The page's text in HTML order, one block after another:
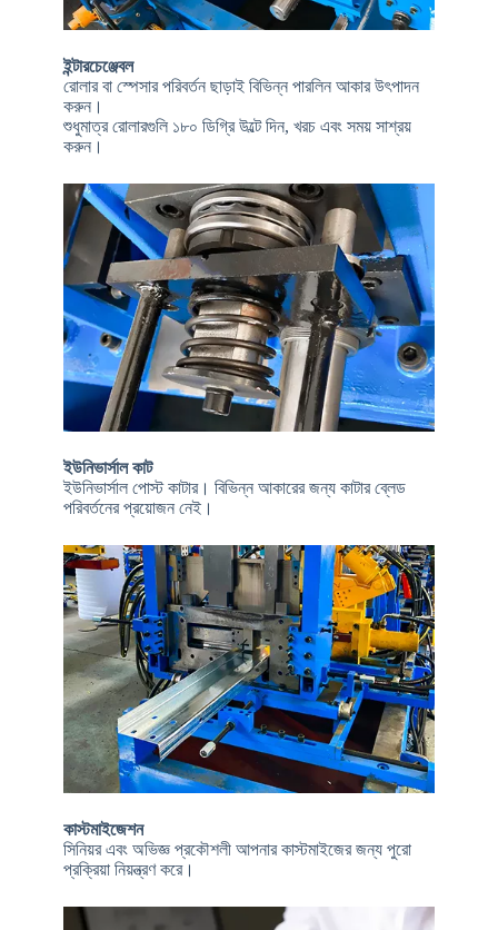
ইন্টারচেঞ্জেবল
রোলার বা স্পেসার পরিবর্তন ছাড়াই বিভিন্ন পারলিন আকার উৎপাদন
করুন।
শুধুমাত্র রোলারগুলি ১৮০ ডিগ্রি উল্টে দিন, খরচ এবং সময় সাশ্রয়
করুন।
ইউনিভার্সাল কাট
ইউনিভার্সাল পোস্ট কাটার। বিভিন্ন আকারের জন্য কাটার ব্লেড
পরিবর্তনের প্রয়োজন নেই।
কাস্টমাইজেশন
সিনিয়র এবং অভিজ্ঞ প্রকৌশলী আপনার কাস্টমাইজের জন্য পুরো
প্রক্রিয়া নিয়ন্ত্রণ করে।